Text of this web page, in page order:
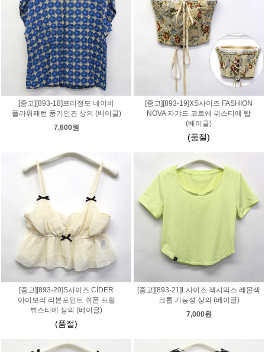
[중고][893-18]프리정도 네이비
플라워패턴 풍기인견 상의 (베이글)
7,600원
[중고][893-19]XS사이즈 FASHION
NOVA 자갸드 코르쉐 뷔스티에 탑
(베이글)
(품절)
[중고][893-20]S사이즈 CIDER
아이보리 리본포인트 쉬폰 프릴
뷔스티에 상의 (베이글)
(품절)
[중고][893-21]L사이즈 젝시믹스 레몬색
크롭 기능성 상의 (베이글)
7,000원